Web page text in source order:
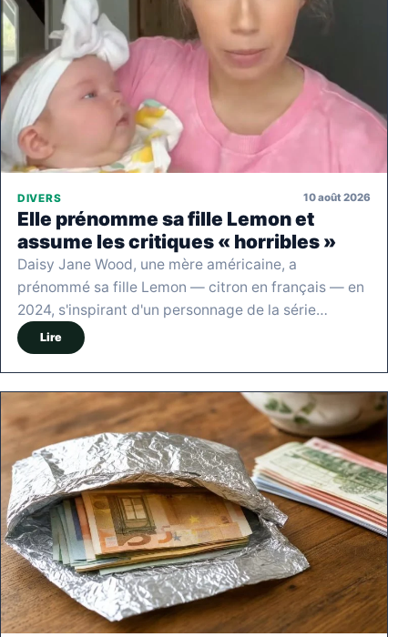
DIVERS 10 août 2026
Elle prénomme sa fille Lemon et
assume les critiques « horribles »
Daisy Jane Wood, une mère américaine, a
prénommé sa fille Lemon — citron en français — en
2024, s'inspirant d'un personnage de la série…
Lire